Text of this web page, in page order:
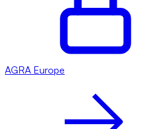
AGRA Europe